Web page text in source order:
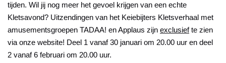
tijden. Wil jij nog meer het gevoel krijgen van een echte
Kletsavond? Uitzendingen van het Keiebijters Kletsverhaal met
amusementsgroepen TADAA! en Applaus zijn exclusiefte zien
via onze website! Deel 1 vanaf 30 januari om 20.00 uur en deel
2 vanaf 6 februari om 20.00 uur.